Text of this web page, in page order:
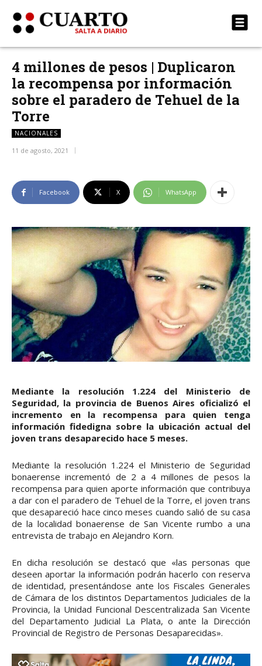
4 millones de pesos | Duplicaron
la recompensa por información
sobre el paradero de Tehuel de la
Torre
NACIONALES
11 de agosto, 2021
Facebook X WhatsApp
Mediante la resolución 1.224 del Ministerio de
Seguridad, la provincia de Buenos Aires oficializó el
incremento en la recompensa para quien tenga
información fidedigna sobre la ubicación actual del
joven trans desaparecido hace 5 meses.
Mediante la resolución 1.224 el Ministerio de Seguridad
bonaerense incrementó de 2 a 4 millones de pesos la
recompensa para quien aporte información que contribuya
a dar con el paradero de Tehuel de la Torre, el joven trans
que desapareció hace cinco meses cuando salió de su casa
de la localidad bonaerense de San Vicente rumbo a una
entrevista de trabajo en Alejandro Korn.
En dicha resolución se destacó que «las personas que
deseen aportar la información podrán hacerlo con reserva
de identidad, presentándose ante los Fiscales Generales
de Cámara de los distintos Departamentos Judiciales de la
Provincia, la Unidad Funcional Descentralizada San Vicente
del Departamento Judicial La Plata, o ante la Dirección
Provincial de Registro de Personas Desaparecidas».